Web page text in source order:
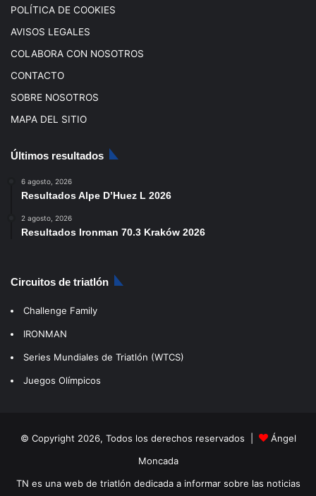
POLÍTICA DE COOKIES
AVISOS LEGALES
COLABORA CON NOSOTROS
CONTACTO
SOBRE NOSOTROS
MAPA DEL SITIO
Últimos resultados
6 agosto, 2026
Resultados Alpe D’Huez L 2026
2 agosto, 2026
Resultados Ironman 70.3 Kraków 2026
Circuitos de triatlón
Challenge Family
IRONMAN
Series Mundiales de Triatlón (WTCS)
Juegos Olímpicos
© Copyright 2026, Todos los derechos reservados |
Ángel
Moncada
TN es una web de triatlón dedicada a informar sobre las noticias